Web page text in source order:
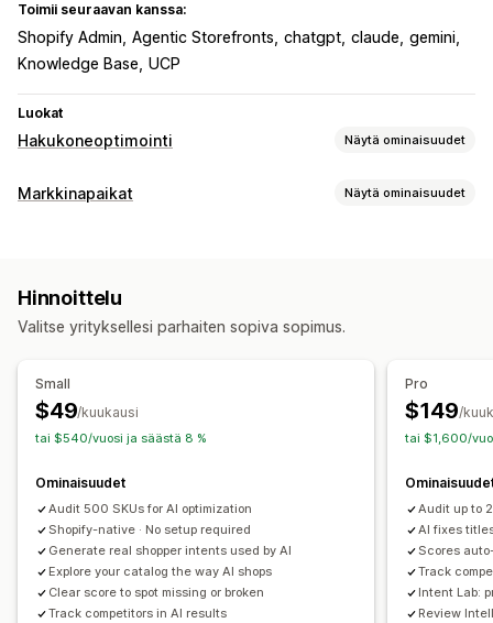
Toimii seuraavan kanssa:
Shopify Admin Agentic Storefronts chatgpt claude gemini
Knowledge Base UCP
Luokat
Hakukoneoptimointi Näytä ominaisuudet
Hakuoptimointityökalut
Tehokkuuden valvonta
Kilpailija-analyysi
Sisältöanalyysi
Seuranta
Ranking-seuranta
Sivustoliikenne
Markkinapaikat Näytä ominaisuudet
Mukautetut listaukset
Hinnoittelu
Valitse yrityksellesi parhaiten sopiva sopimus.
Small
$49/kuukausi
tai $540/vuosi ja säästä 8 %
Ominaisuudet
Audit 500 SKUs for AI optimization
Shopify-native · No setup required
Generate real shopper intents used by AI
Explore your catalog the way AI shops
Clear score to spot missing or broken
Track competitors in AI results
Pro
$149/
tai $1,600/
Audit up to
AI fixes
Scores
Track
Intent Lab:
Review